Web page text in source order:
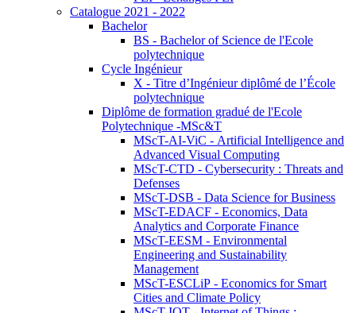
Catalogue 2021 - 2022
Bachelor
BS - Bachelor of Science de l'Ecole
polytechnique
Cycle Ingénieur
X - Titre d’Ingénieur diplômé de l’École
polytechnique
Diplôme de formation gradué de l'Ecole
Polytechnique -MSc&T
MScT-AI-ViC - Artificial Intelligence and
Advanced Visual Computing
MScT-CTD - Cybersecurity : Threats and
Defenses
MScT-DSB - Data Science for Business
MScT-EDACF - Economics, Data
Analytics and Corporate Finance
MScT-EESM - Environmental
Engineering and Sustainability
Management
MScT-ESCLiP - Economics for Smart
Cities and Climate Policy